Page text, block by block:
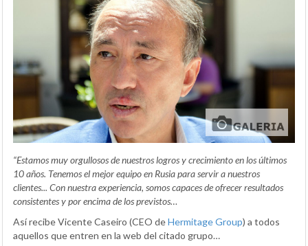
“Estamos muy orgullosos de nuestros logros y crecimiento en los últimos
10 años. Tenemos el mejor equipo en Rusia para servir a nuestros
clientes... Con nuestra experiencia, somos capaces de ofrecer resultados
consistentes y por encima de los previstos…
Así recibe Vicente Caseiro (CEO deHermitage Group) a todos
aquellos que entren en la web del citado grupo…